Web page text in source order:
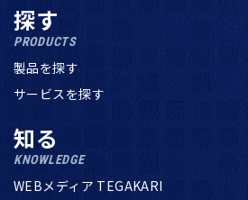
探す
PRODUCTS
製品を探す
サービスを探す
知る
KNOWLEDGE
WEBメディア TEGAKARI